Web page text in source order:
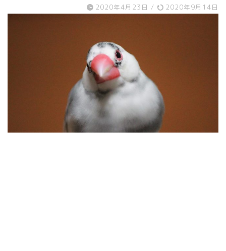
2020年4月23日 / 2020年9月14日